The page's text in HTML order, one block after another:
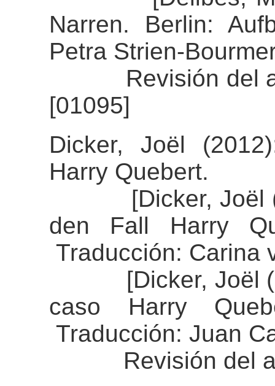
Narren. Berlin:
Petra Strien-
Revisión del
[01095]
Dicker, Joël
Harry Quebert.
[Dicker, Joël
den Fall Harry
Traducción: Carina
[Dicker, Joël
caso Harry
Traducción: Juan
Revisión del